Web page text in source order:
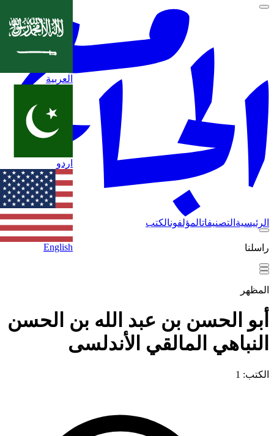
الرئيسية التصنيفاتالمؤلفونالكتب
راسلنا
العربية
اردو
English
المظهر
أبو الحسن بن عبد الله بن الحسن
النباهي المالقي الأندلسى
الكتب: 1